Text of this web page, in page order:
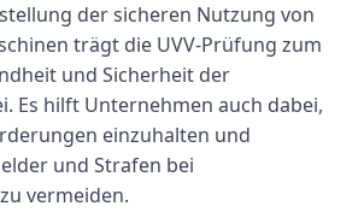
der sicheren Nutzung von
trägt die UVV-Prüfung zum
und Sicherheit der
Es hilft Unternehmen auch dabei,
einzuhalten und
und Strafen bei
vermeiden.